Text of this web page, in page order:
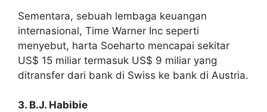
Sementara, sebuah lembaga keuangan
internasional, Time Warner Inc seperti
menyebut, harta Soeharto mencapai sekitar
US$ 15 miliar termasuk US$ 9 miliar yang
ditransfer dari bank di Swiss ke bank di Austria.
3. B.J. Habibie